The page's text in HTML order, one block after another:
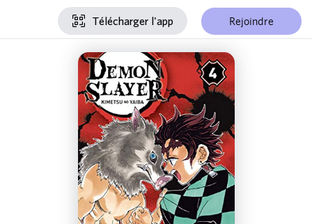
Télécharger l'app Rejoindre